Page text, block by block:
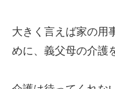
大きく言えば家の用
めに、義父母の介護